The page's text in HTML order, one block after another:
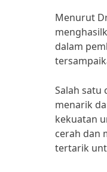
Menurut
dalam
Salah satu
menarik
kekuatan
cerah dan
tertarik